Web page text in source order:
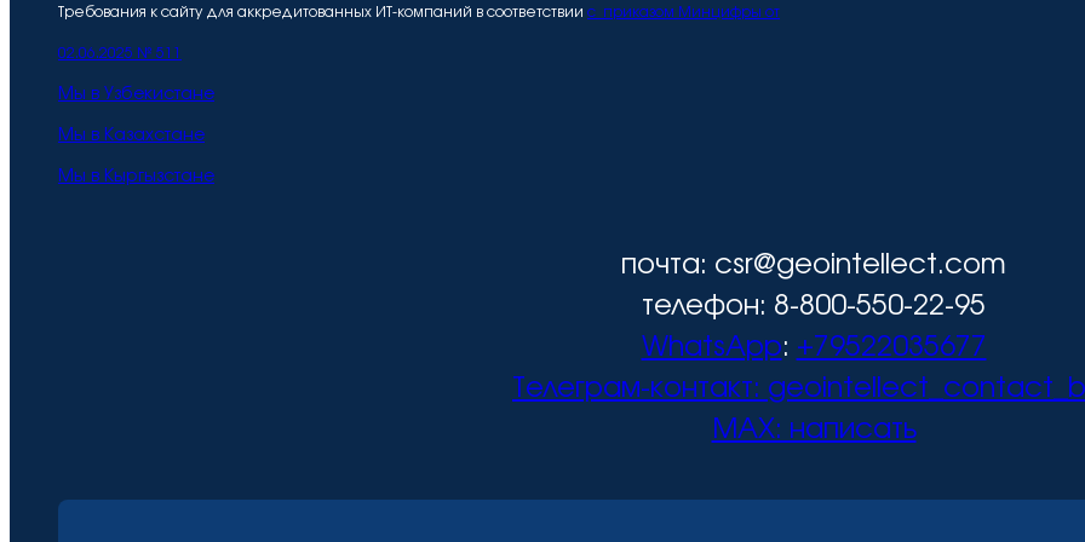
Требования к сайту для аккредитованных ИТ-компаний в соответствии с приказом Минцифры от
02.06.2025 № 511
Мы в Узбекистане
Мы в Казахстане
Мы в Кыргызстане
почта: csr@geointellect.com
телефон: 8-800-550-22-95
WhatsApp: +79522035677
Телеграм-контакт:
MAX: написать